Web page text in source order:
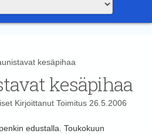
kesäpihaa
kesäpihaa
Kirjoittanut Toimitus26.5.2006
edustalla. Toukokuun